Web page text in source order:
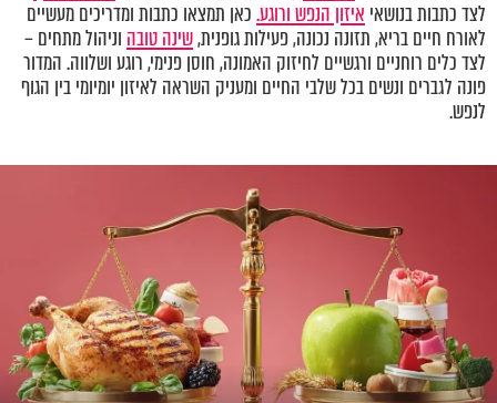
לצד כתבות בנושאי איזון הנפש ורוגע.כאן תמצאו כתבות ומדריכים מעשיים
לאורח חיים בריא, תזונה נכונה, פעילות גופנית,שינה טובה וניהול מתחים –
לצד כלים רוחניים ורגשיים לחיזוק האמונה, חוסן פנימי, רוגע ושלווה. המדור
פונה לגברים ונשים בכל שלבי החיים ומעניק השראה לאיזון יומיומי בין הגוף
לנפש.